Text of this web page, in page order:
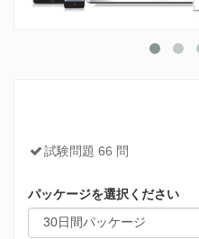
試験問題 66 問
パッケージを選択ください